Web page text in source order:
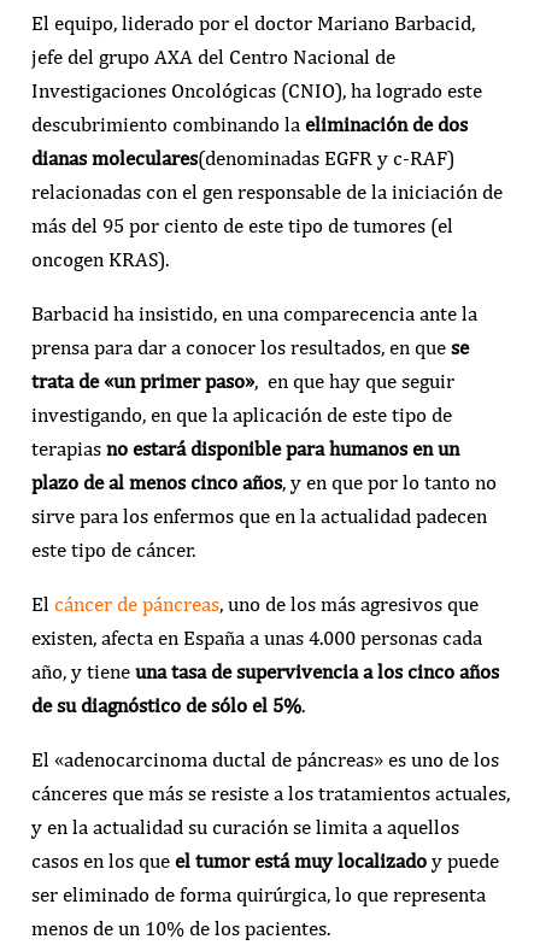
El equipo, liderado por el doctor Mariano Barbacid,
jefe del grupo AXA del Centro Nacional de
Investigaciones Oncológicas (CNIO), ha logrado este
descubrimiento combinando la eliminación de dos
dianas moleculares(denominadas EGFR y c-RAF)
relacionadas con el gen responsable de la iniciación de
más del 95 por ciento de este tipo de tumores (el
oncogen KRAS).
Barbacid ha insistido, en una comparecencia ante la
prensa para dar a conocer los resultados, en que se
trata de «un primer paso», en que hay que seguir
investigando, en que la aplicación de este tipo de
terapias no estará disponible para humanos en un
plazo de al menos cinco años, y en que por lo tanto no
sirve para los enfermos que en la actualidad padecen
este tipo de cáncer.
El cáncer de páncreas, uno de los más agresivos que
existen, afecta en España a unas 4.000 personas cada
año, y tiene una tasa de supervivencia a los cinco años
de su diagnóstico de sólo el 5%.
El «adenocarcinoma ductal de páncreas» es uno de los
cánceres que más se resiste a los tratamientos actuales,
y en la actualidad su curación se limita a aquellos
casos en los que el tumor está muy localizadoy puede
ser eliminado de forma quirúrgica, lo que representa
menos de un 10% de los pacientes.